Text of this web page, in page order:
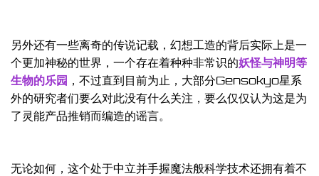
另外还有一些离奇的传说记载，幻想工造的背后实际上是一
个更加神秘的世界，一个存在着种种非常识的妖怪与神明等
生物的乐园 ，不过直到目前为止，大部分Gensokyo星系
外的研究者们要么对此没有什么关注，要么仅仅认为这是为
了灵能产品推销而编造的谣言。
无论如何，这个处于中立并手握魔法般科学技术还拥有着不